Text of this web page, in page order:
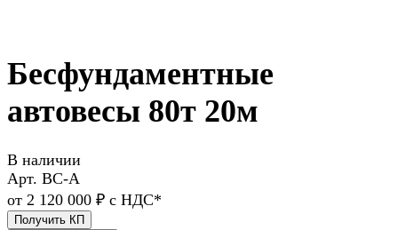
Бесфундаментные
автовесы 80т 20м
В наличии
Арт. ВС-А
от 2 120 000 ₽ с НДС*
Получить КП